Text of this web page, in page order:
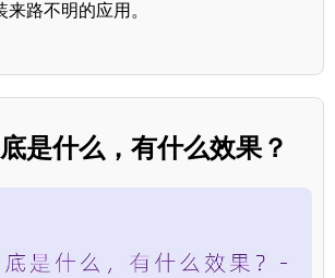
路不明的应用。
是什么，有什么效果？